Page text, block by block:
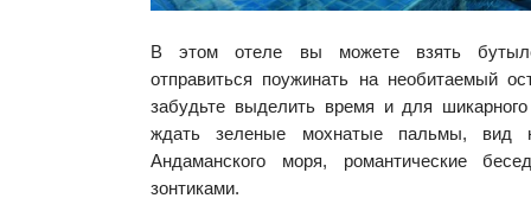
В этом отеле вы можете взять
отправиться поужинать на необитаемый
забудьте выделить время и для
ждать зеленые мохнатые пальмы, вид
Андаманского моря, романтические
зонтиками.